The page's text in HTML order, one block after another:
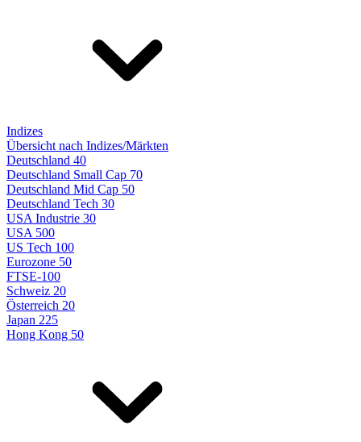
Indizes
Übersicht nach Indizes/Märkten
Deutschland 40
Deutschland Small Cap 70
Deutschland Mid Cap 50
Deutschland Tech 30
USA Industrie 30
USA 500
US Tech 100
Eurozone 50
FTSE-100
Schweiz 20
Österreich 20
Japan 225
Hong Kong 50